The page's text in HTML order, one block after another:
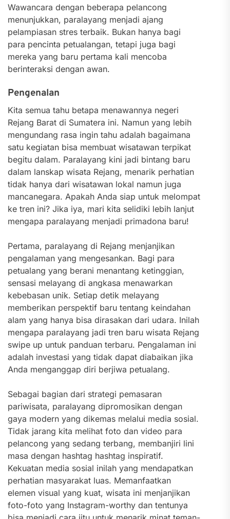
Wawancara dengan beberapa pelancong
menunjukkan, paralayang menjadi ajang
pelampiasan stres terbaik. Bukan hanya bagi
para pencinta petualangan, tetapi juga bagi
mereka yang baru pertama kali mencoba
berinteraksi dengan awan.
Pengenalan
Kita semua tahu betapa menawannya negeri
Rejang Barat di Sumatera ini. Namun yang lebih
mengundang rasa ingin tahu adalah bagaimana
satu kegiatan bisa membuat wisatawan terpikat
begitu dalam. Paralayang kini jadi bintang baru
dalam lanskap wisata Rejang, menarik perhatian
tidak hanya dari wisatawan lokal namun juga
mancanegara. Apakah Anda siap untuk melompat
ke tren ini? Jika iya, mari kita selidiki lebih lanjut
mengapa paralayang menjadi primadona baru!
Pertama, paralayang di Rejang menjanjikan
pengalaman yang mengesankan. Bagi para
petualang yang berani menantang ketinggian,
sensasi melayang di angkasa menawarkan
kebebasan unik. Setiap detik melayang
memberikan perspektif baru tentang keindahan
alam yang hanya bisa dirasakan dari udara. Inilah
mengapa paralayang jadi tren baru wisata Rejang
swipe up untuk panduan terbaru. Pengalaman ini
adalah investasi yang tidak dapat diabaikan jika
Anda menganggap diri berjiwa petualang.
Sebagai bagian dari strategi pemasaran
pariwisata, paralayang dipromosikan dengan
gaya modern yang dikemas melalui media sosial.
Tidak jarang kita melihat foto dan video para
pelancong yang sedang terbang, membanjiri lini
masa dengan hashtag hashtag inspiratif.
Kekuatan media sosial inilah yang mendapatkan
perhatian masyarakat luas. Memanfaatkan
elemen visual yang kuat, wisata ini menjanjikan
foto-foto yang Instagram-worthy dan tentunya